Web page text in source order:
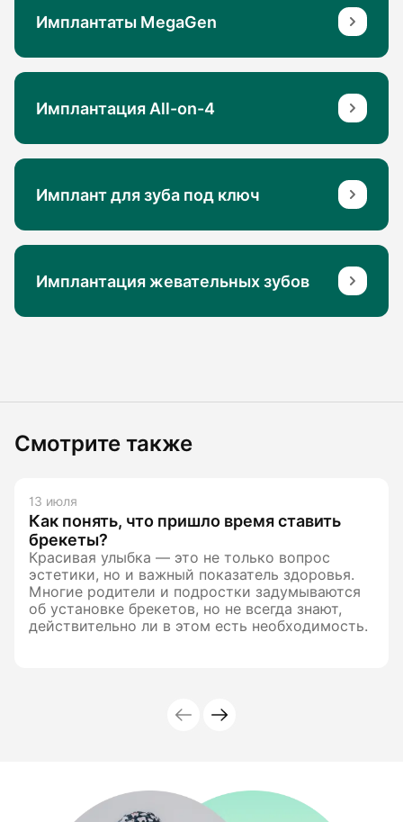
Имплантаты MegaGen
Имплантация All-on-4
Имплант для зуба под ключ
Имплантация жевательных зубов
Смотрите также
13 июля
Как понять, что пришло время ставить
брекеты?
Красивая улыбка — это не только вопрос
эстетики, но и важный показатель здоровья.
Многие родители и подростки задумываются
об установке брекетов, но не всегда знают,
действительно ли в этом есть необходимость.